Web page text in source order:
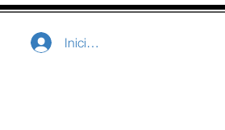
Iniciar sesión